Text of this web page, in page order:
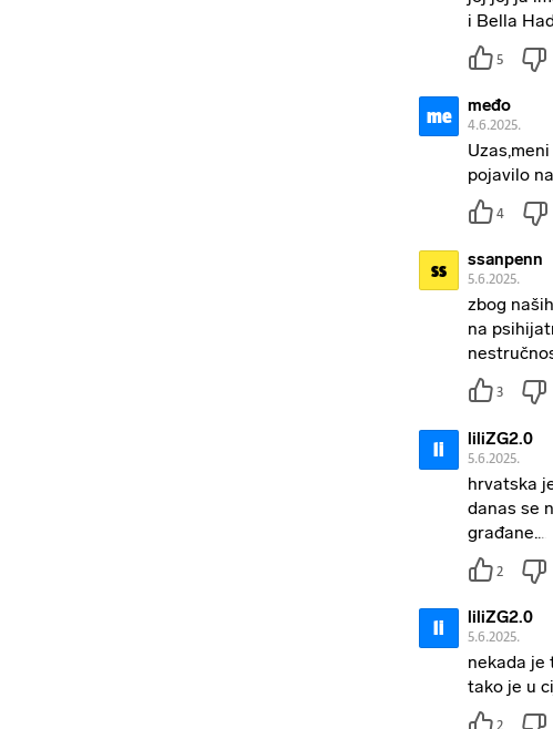
i Bella
5
me međo
4.6.2025.
pojavilo
4
ss ssanpenn
5.6.2025.
zbog
na
3
li liliZG2.0
5.6.2025.
hrvatska
danas se
građane.....
2
li liliZG2.0
5.6.2025.
nekada je
tako je u
2